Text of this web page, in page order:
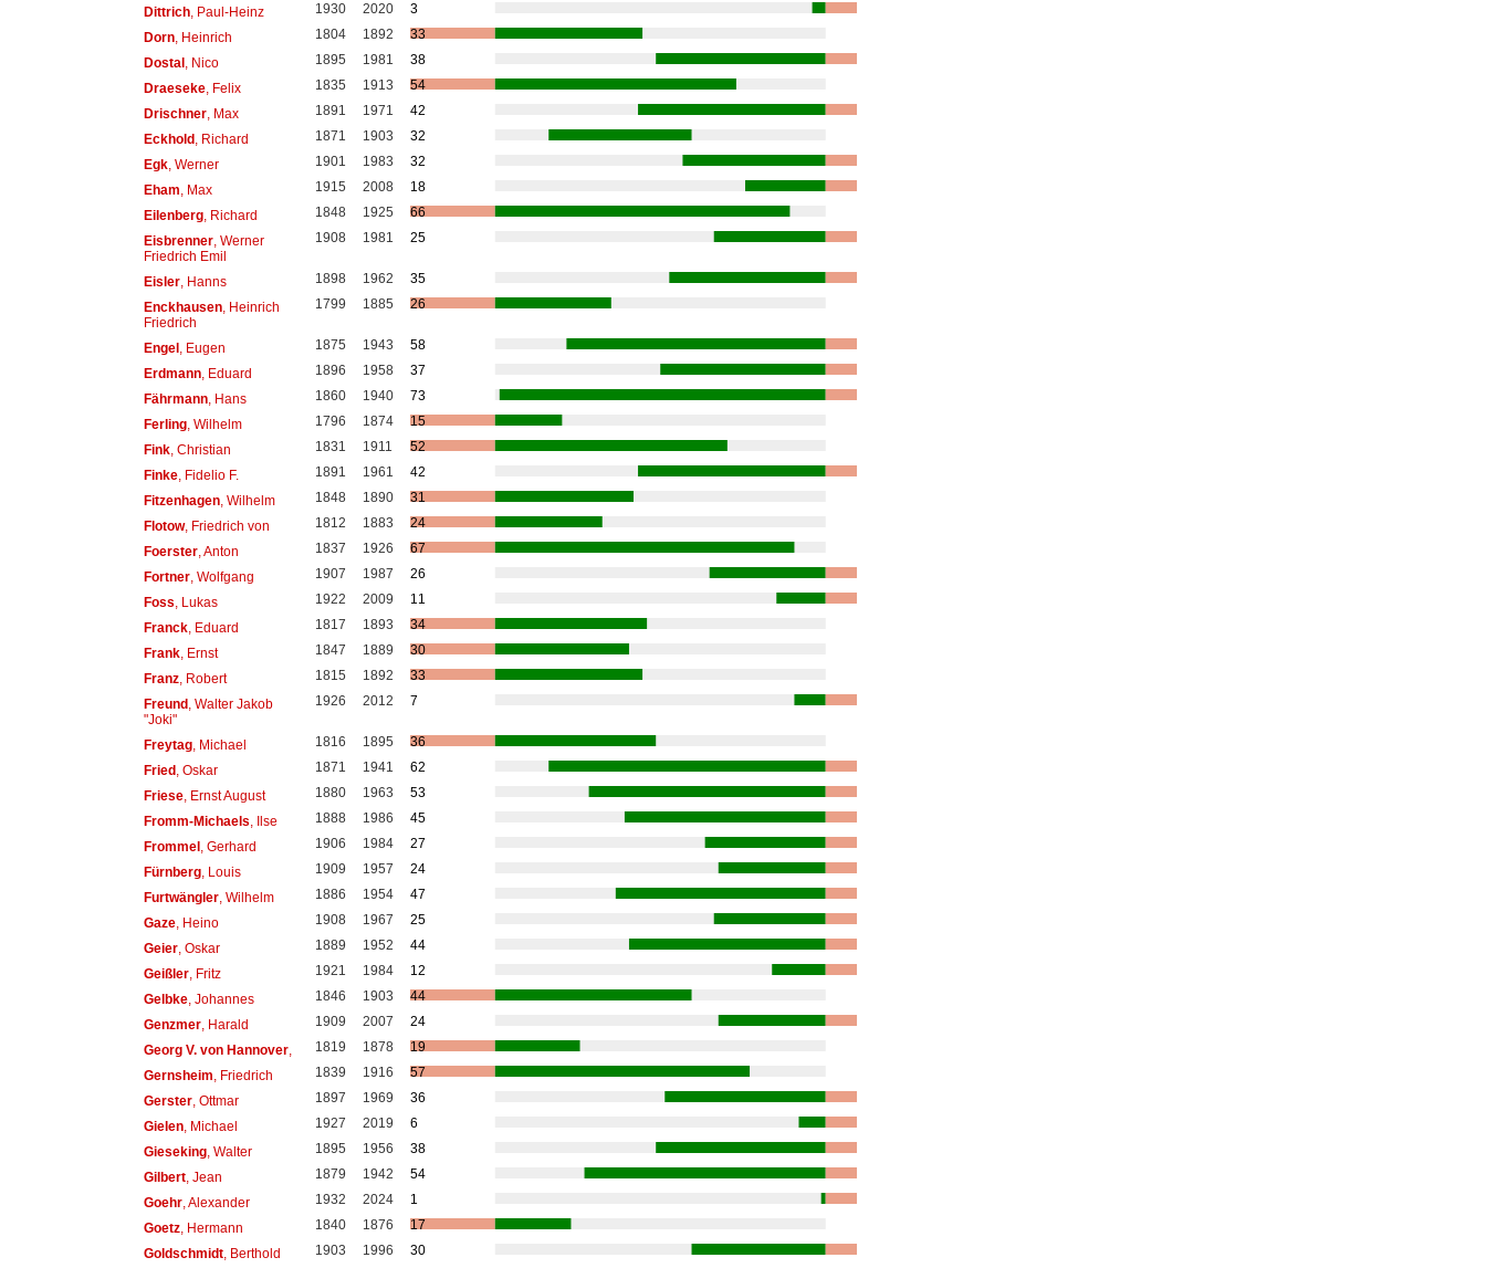
Dittrich, Paul-Heinz 1930 2020
3
Dorn, Heinrich 1804 1892
33
Dostal, Nico 1895 1981
38
Draeseke, Felix 1835 1913
54
Drischner, Max 1891 1971
42
Eckhold, Richard 1871 1903
32
Egk, Werner 1901 1983
32
Eham , Max 1915 2008
18
Eilenberg, Richard 1848 1925
66
Eisbrenner, Werner
Friedrich Emil
1908 1981 25
Eisler, Hanns 1898 1962
35
Enckhausen, Heinrich
Friedrich
1799 1885 26
Engel, Eugen 1875 1943
58
Erdmann, Eduard 1896 1958
37
Fährmann, Hans 1860 1940
73
Ferling, Wilhelm 1796 1874
15
Fink, Christian 1831 1911
52
Finke, Fidelio F. 1891 1961
42
Fitzenhagen, Wilhelm 1848 1890
31
Flotow, Friedrich von 1812 1883
24
Foerster, Anton 1837 1926
67
Fortner, Wolfgang 1907 1987
26
Foss , Lukas 1922 2009
11
Franck, Eduard 1817 1893
34
Frank, Ernst 1847 1889
30
Franz, Robert 1815 1892
33
Freund, Walter Jakob
"Joki"
1926 2012 7
Freytag, Michael 1816 1895
36
Fried, Oskar 1871 1941
62
Friese, Ernst August 1880 1963
53
Fromm-Michaels , Ilse 1888 1986
45
Frommel, Gerhard 1906 1984
27
Fürnberg, Louis 1909 1957
24
Furtwängler, Wilhelm 1886 1954
47
Gaze, Heino 1908 1967
25
Geier, Oskar 1889 1952
44
Geißler, Fritz 1921 1984
12
Gelbke, Johannes 1846 1903
44
Genzmer, Harald 1909 2007
24
Georg V. von Hannover, 1819 1878
19
Gernsheim , Friedrich 1839 1916
57
Gerster, Ottmar 1897 1969
36
Gielen, Michael 1927 2019
6
Gieseking, Walter 1895 1956
38
Gilbert, Jean 1879 1942
54
Goehr, Alexander 1932 2024
1
Goetz, Hermann 1840 1876
17
Goldschmidt, Berthold 1903 1996 30